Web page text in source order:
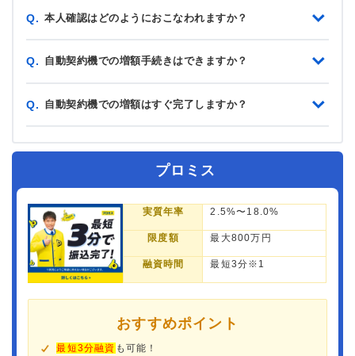
Q. 本人確認はどのようにおこなわれますか？
Q. 自動契約機での増額手続きはできますか？
Q. 自動契約機での増額はすぐ完了しますか？
プロミス
実質年率 2.5%〜18.0%
限度額 最大800万円
融資時間 最短3分※1
おすすめポイント
最短3分融資 も可能！